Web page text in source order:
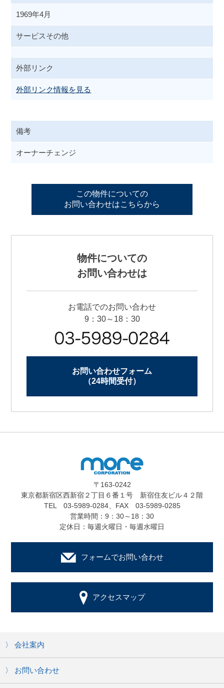
1969年4月
サービスその他
外部リンク
外部リンク情報を見る
備考
オーナーチェンジ
この物件についての
お問い合わせはこちらから
物件についての
お問い合わせは
お電話でのお問い合わせ
9：30～18：30
お問い合わせフォーム
（24時間受付）
〒163-0242
東京都新宿区西新宿２丁目６番１号 新宿住友ビル４２階
TEL 03-5989-0284、FAX 03-5989-0285
営業時間：9：30～18：30
定休日：毎週火曜日・毎週水曜日
フォームでお問い合わせ
アクセスマップ
会社案内
お問い合わせ